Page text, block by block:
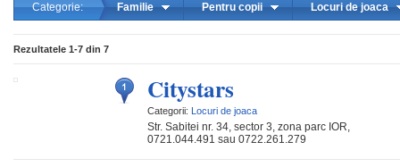
Categorie: Familie Pentru copii Locuri de joaca
Rezultatele 1-7 din 7
Citystars
Categorii: Locuri de joaca
Str. Sabitei nr. 34, sector 3, zona parc IOR,
0721.044.491 sau 0722.261.279